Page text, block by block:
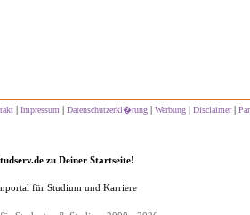
| Impressum | Datenschutzerkl�rung | Werbung | Disclaimer|
zu Deiner Startseite!
für Studium und Karriere